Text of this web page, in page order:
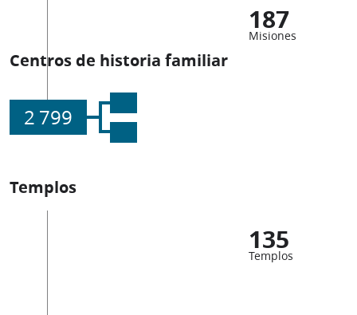
187
Misiones
Centros de historia familiar
2 799
Templos
135
Templos